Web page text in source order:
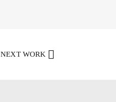
NEXT WORK